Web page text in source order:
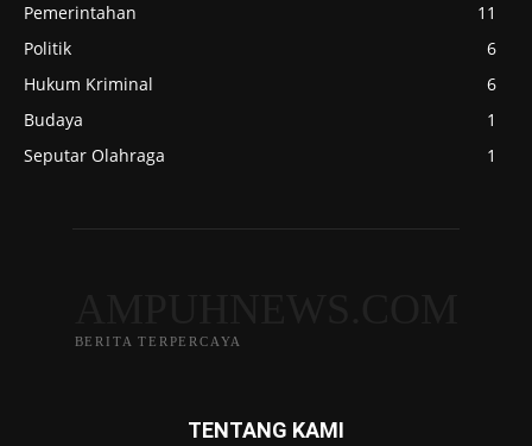
Pemerintahan
11
Politik
6
Hukum Kriminal
6
Budaya
1
Seputar Olahraga
1
BERITA TERPERCAYA
TENTANG KAMI